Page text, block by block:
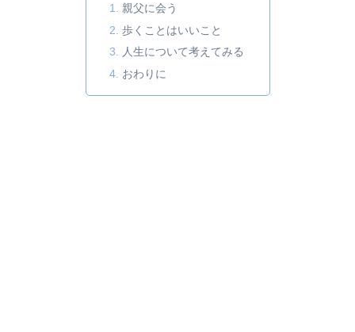
親父に会う
歩くことはいいこと
人生について考えてみる
おわりに